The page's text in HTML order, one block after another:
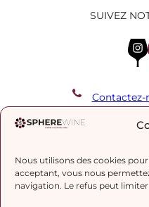
Nous utilisons des cookies
acceptant, vous nous
navigation. Le refus peut
SUIVEZ
Instagram
Contactez-
REJOIGNEZ NOTRE LISTE
politique de